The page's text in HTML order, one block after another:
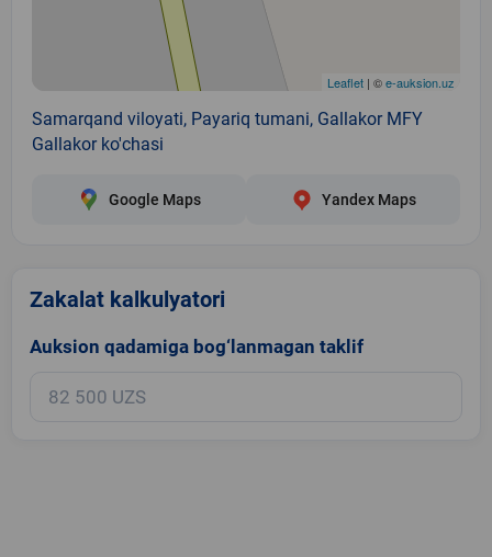
Leaflet | ©e-auksion.uz
Samarqand viloyati, Payariq tumani, Gallakor MFY
Gallakor ko'chasi
Google Maps Yandex Maps
Zakalat kalkulyatori
Auksion qadamiga bog‘lanmagan taklif